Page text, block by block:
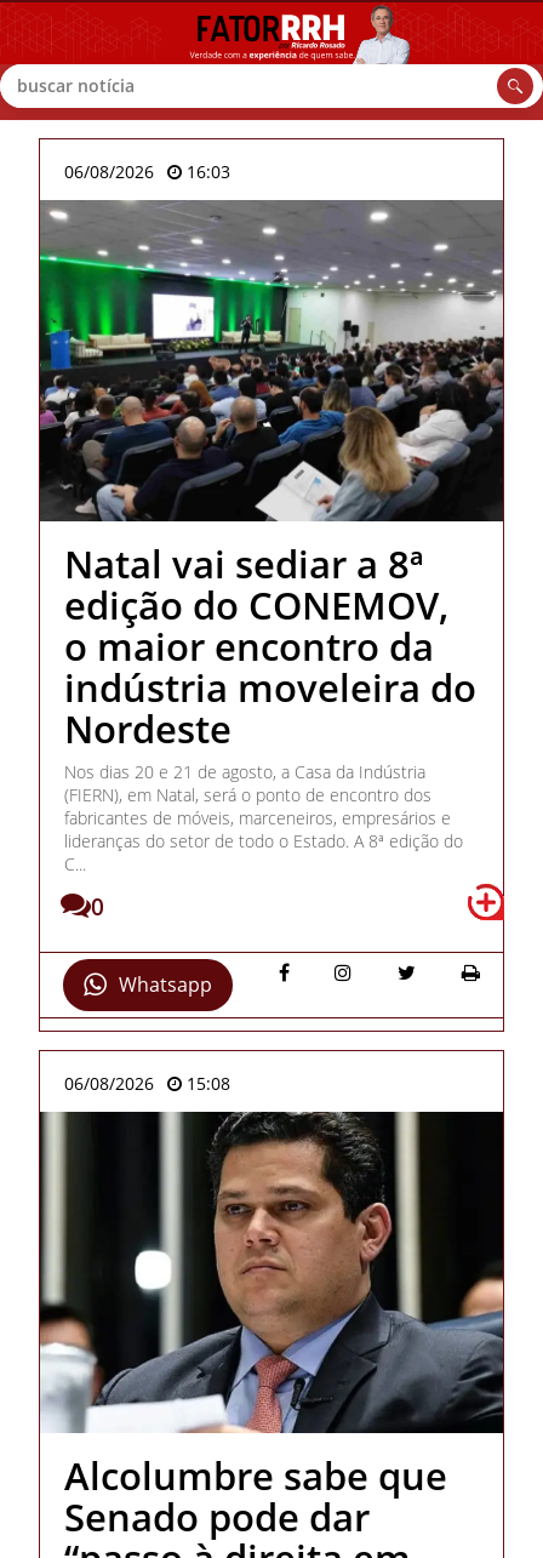
Buscar
06/08/2026 16:03
Natal vai sediar a 8ª
edição do CONEMOV,
o maior encontro da
indústria moveleira do
Nordeste
Nos dias 20 e 21 de agosto, a Casa da Indústria
(FIERN), em Natal, será o ponto de encontro dos
fabricantes de móveis, marceneiros, empresários e
lideranças do setor de todo o Estado. A 8ª edição do
C...
0
Whatsapp
06/08/2026 15:08
Alcolumbre sabe que
Senado pode dar